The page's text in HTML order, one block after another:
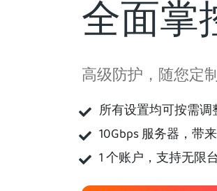
全面掌
高级防护，随您定
所有设置均可按需调
10Gbps 服务器，带
1 个账户，支持无限